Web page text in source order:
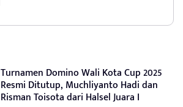
Turnamen Domino Wali Kota Cup 2025
Resmi Ditutup, Muchliyanto Hadi dan
Risman Toisota dari Halsel Juara I